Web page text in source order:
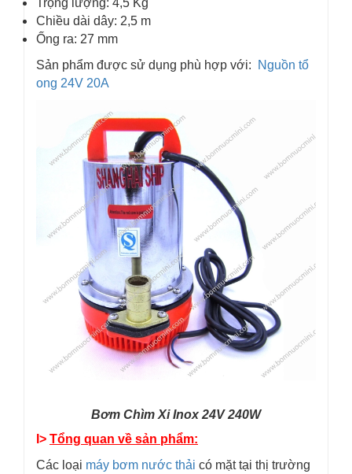
Trọng lượng: 4,5 Kg
Chiều dài dây: 2,5 m
Ống ra: 27 mm
Sản phẩm được sử dụng phù hợp với:
Nguồn tổ
ong 24V 20A
Bơm Chìm Xi Inox 24V 240W
I> Tổng quan về sản phẩm:
Các loại máy bơm nước thải có mặt tại thị trường